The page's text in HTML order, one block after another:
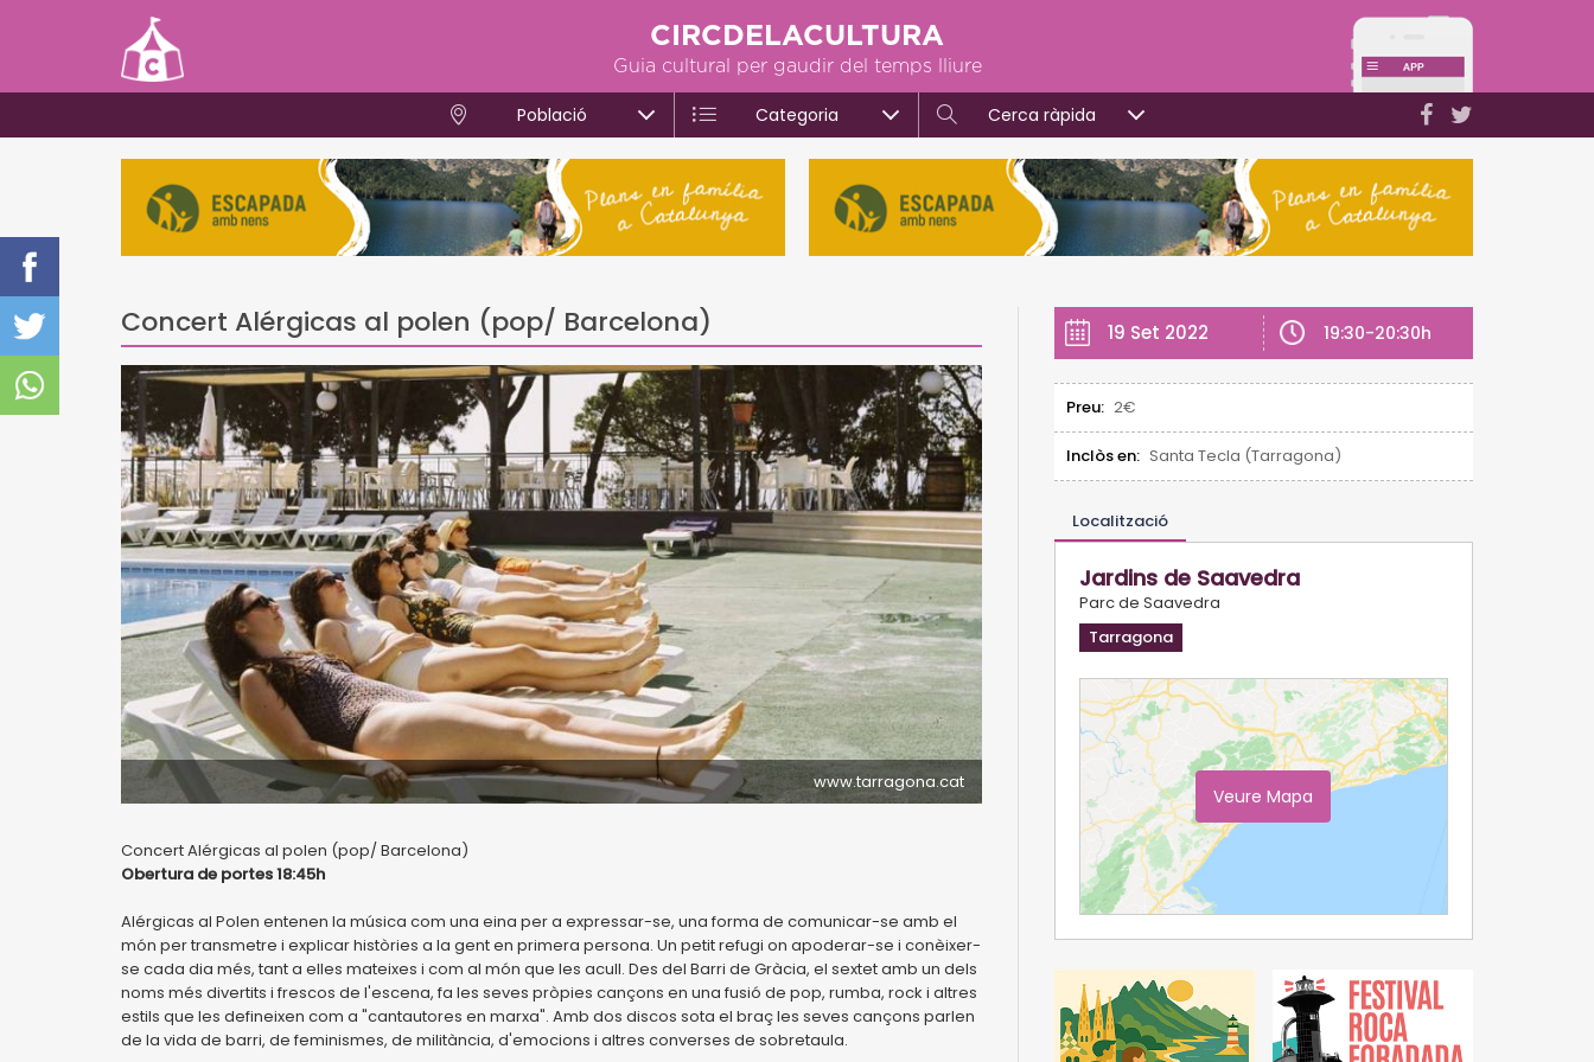
CIRCDELACULTURA
Guia cultural per gaudir del temps lliure
Població Categoria Cerca ràpida
Concert Alérgicas al polen (pop/ Barcelona)
www.tarragona.cat
Concert Alérgicas al polen (pop/ Barcelona)
Obertura de portes 18:45h
Alérgicas al Polen entenen la música com una eina per a expressar-se, una forma de comunicar-se amb el
món per transmetre i explicar històries a la gent en primera persona. Un petit refugi on apoderar-se i conèixer-
se cada dia més, tant a elles mateixes i com al món que les acull. Des del Barri de Gràcia, el sextet amb un dels
noms més divertits i frescos de l'escena, fa les seves pròpies cançons en una fusió de pop, rumba, rock i altres
estils que les defineixen com a "cantautores en marxa". Amb dos discos sota el braç les seves cançons parlen
de la vida de barri, de feminismes, de militància, d'emocions i altres converses de sobretaula.
19 Set 2022 19:30-20:30h
Preu: 2€
Inclòs en: Santa Tecla (Tarragona)
Localització
Jardins de Saavedra
Parc de Saavedra
Tarragona
Veure Mapa